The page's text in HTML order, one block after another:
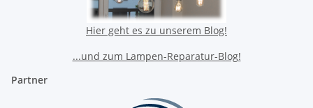
Hier geht es zu unserem Blog!
...und zum Lampen-Reparatur-Blog!
Partner